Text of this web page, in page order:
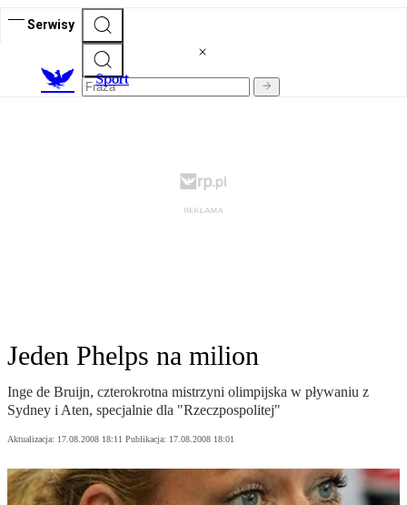
Serwisy
Sport
Jeden Phelps na milion
Inge de Bruijn, czterokrotna mistrzyni olimpijska w pływaniu z
Sydney i Aten, specjalnie dla "Rzeczpospolitej"
Aktualizacja: 17.08.2008 18:11 Publikacja: 17.08.2008 18:01